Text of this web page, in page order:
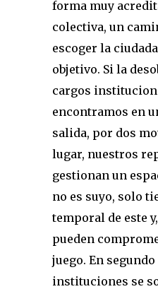
forma muy
colectiva, un
escoger la
objetivo. Si la
cargos
encontramos en
salida, por dos
lugar, nuestros
gestionan un
no es suyo, solo
temporal de este
pueden
juego. En
instituciones se